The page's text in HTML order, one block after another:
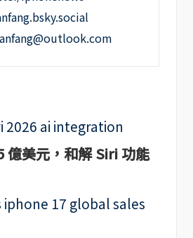
億美元，和解 Siri 功能